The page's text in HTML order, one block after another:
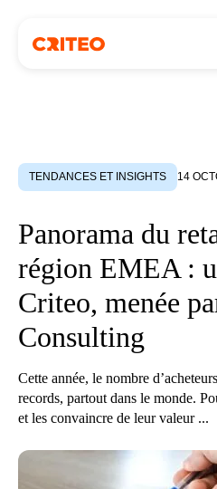
TENDANCES ET INSIGHTS 14
Panorama du
région EMEA :
Criteo, menée
Consulting
Cette année, le nombre
records, partout dans le monde.
et les convaincre de leur valeur ...